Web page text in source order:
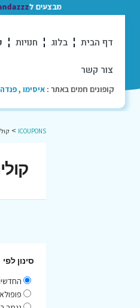
מבצעים לPandazzz-פנדזז
דף הבית בלוג חנויות
צור קשר
קופונים חמים באתר : איסימו ,פנדה
ICOUPONS
>
סינון לפי